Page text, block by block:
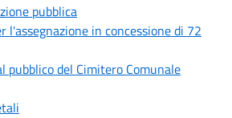
pubblica
l'assegnazione in concessione di 72
pubblico del Cimitero Comunale